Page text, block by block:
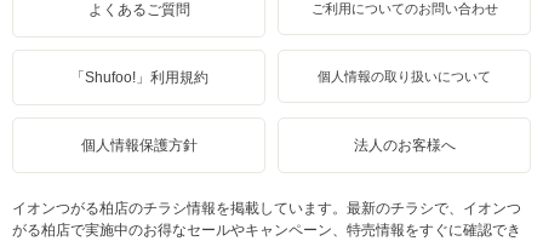
よくあるご質問 ご利用についてのお問い合わせ
「Shufoo!」利用規約 個人情報の取り扱いについて
個人情報保護方針 法人のお客様へ
イオンつがる柏店のチラシ情報を掲載しています。最新のチラシで、イオンつ
がる柏店で実施中のお得なセールやキャンペーン、特売情報をすぐに確認でき